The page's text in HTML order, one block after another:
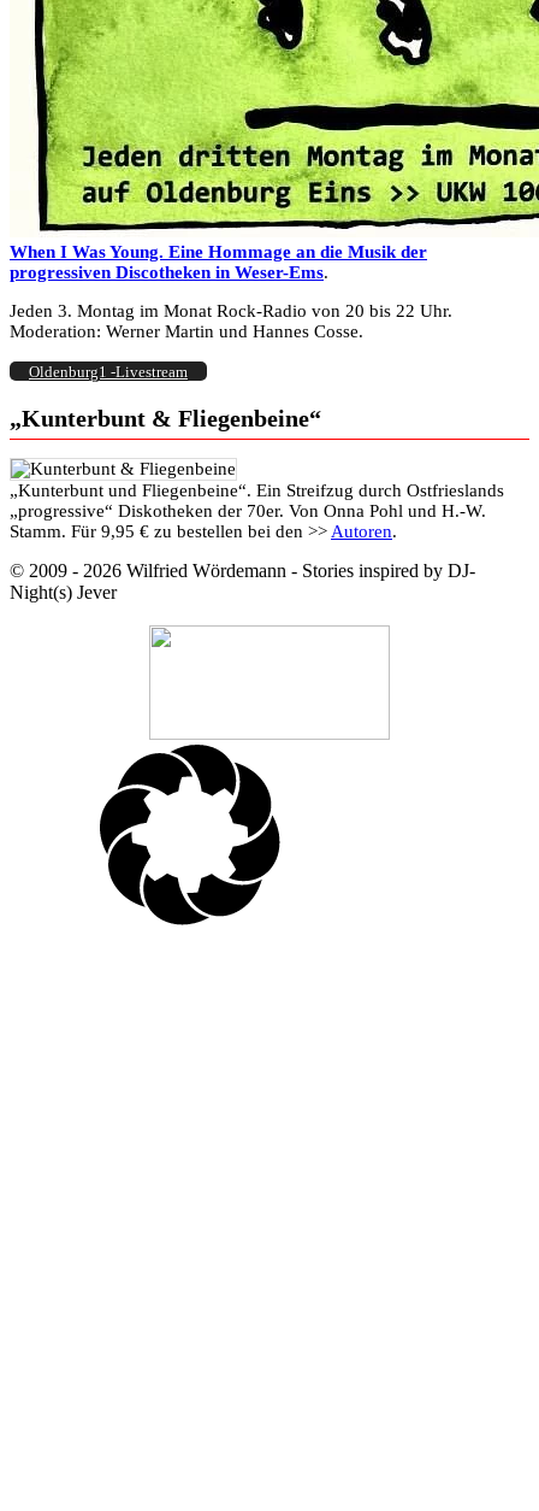
When I Was Young. Eine Hommage an die Musik der
progressiven Discotheken in Weser-Ems.
Jeden 3. Montag im Monat Rock-Radio von 20 bis 22 Uhr.
Moderation: Werner Martin und Hannes Cosse.
Oldenburg1 -Livestream
„Kunterbunt & Fliegenbeine“
„Kunterbunt und Fliegenbeine“. Ein Streifzug durch Ostfrieslands
„progressive“ Diskotheken der 70er. Von Onna Pohl und H.-W.
Stamm. Für 9,95 € zu bestellen bei den >> Autoren.
© 2009 - 2026 Wilfried Wördemann - Stories inspired by DJ-
Night(s) Jever